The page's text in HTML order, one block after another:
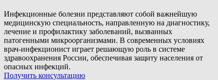
Инфекционные болезни представляют собой важнейшую
медицинскую специальность, направленную на диагностику,
лечение и профилактику заболеваний, вызванных
патогенными микроорганизмами. В современных условиях
врач-инфекционист играет решающую роль в системе
здравоохранения России, обеспечивая защиту населения от
опасных инфекций.
Получить консультацию